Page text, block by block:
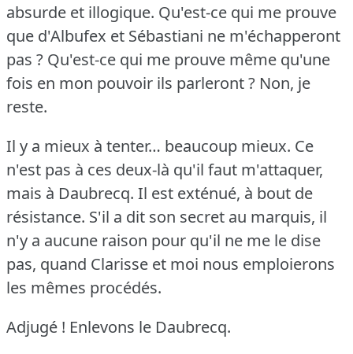
absurde et illogique. Qu'est-ce qui me prouve
que d'Albufex et Sébastiani ne m'échapperont
pas ? Qu'est-ce qui me prouve même qu'une
fois en mon pouvoir ils parleront ? Non, je
reste.
Il y a mieux à tenter… beaucoup mieux. Ce
n'est pas à ces deux-là qu'il faut m'attaquer,
mais à Daubrecq. Il est exténué, à bout de
résistance. S'il a dit son secret au marquis, il
n'y a aucune raison pour qu'il ne me le dise
pas, quand Clarisse et moi nous emploierons
les mêmes procédés.
Adjugé ! Enlevons le Daubrecq.